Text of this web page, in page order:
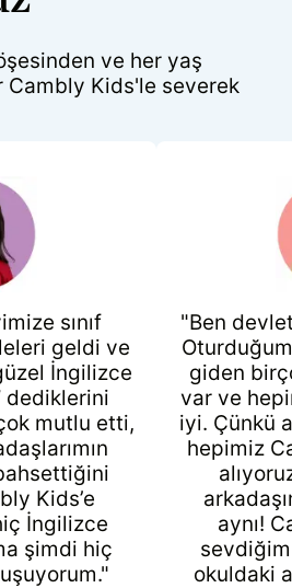
ve her yaş
Cambly Kids'le severek
sınıf
geldi ve
İngilizce
dediklerini
mutlu etti,
Kids’e
İngilizce
şimdi hiç
"Ben
giden
var ve
iyi. Çünkü
hepimiz
aynı!
okuldaki